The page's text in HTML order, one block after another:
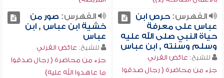
الفهرس:حرص ابن
عباس على معرفة
حياة النبي صلى الله عليه
وسلم وسنته , ابن عباس
للشيخ: عائض القرني
جزء من محاضرة ( رجال صدقوا
الفهرس: صور من
خشية ابن عباس , ابن
عباس
للشيخ: عائض القرني
جزء من محاضرة ( رجال صدقوا
ما عاهدوا الله عليه)